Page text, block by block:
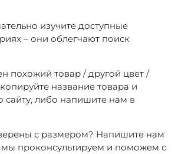
изучите доступные
– они облегчают поиск
похожий товар / другой цвет /
название товара и
сайту, либо напишите нам в
с размером? Напишите нам
проконсультируем и поможем с